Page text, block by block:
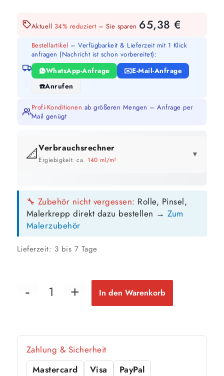
Aktuell 34% reduziert – Sie sparen 65,38€
Bestellartikel – Verfügbarkeit & Lieferzeit mit 1 Klick
anfragen (Nachricht ist schon vorbereitet):
WhatsApp-Anfrage
E-Mail-Anfrage
Anrufen
Profi-Konditionen ab größeren Mengen – Anfrage per
Mail genügt
📐Verbrauchsrechner
Ergiebigkeit: ca. 140 ml/m²
▼
5 Liter
36 m²
Farbig / dunkel
2 Anstriche empfohlen
🔧 Zubehör nicht vergessen: Rolle, Pinsel,
Malerkrepp direkt dazu bestellen →Zum
Malerzubehör
Lieferzeit: 3 bis 7 Tage
In den Warenkorb
Zahlung & Sicherheit
Mastercard
Visa PayPal